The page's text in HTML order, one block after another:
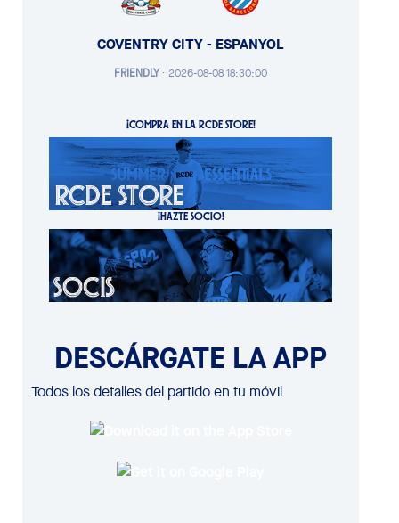
COVENTRY CITY - ESPANYOL
FRIENDLY· 2026-08-08 18:30:00
¡COMPRA EN LA RCDE STORE!
¡HAZTE SOCIO!
DESCÁRGATE LA APP
Todos los detalles del partido en tu móvil